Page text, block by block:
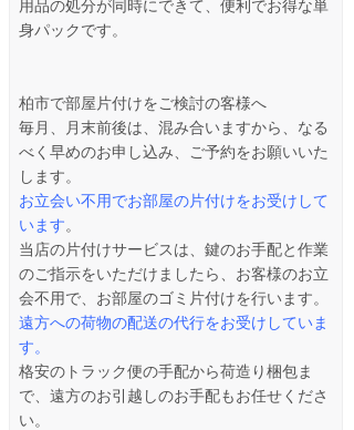
用品の処分が同時にできて、便利でお得な単
身パックです。
柏市で部屋片付けをご検討の客様へ
毎月、月末前後は、混み合いますから、なる
べく早めのお申し込み、ご予約をお願いいた
します。
お立会い不用でお部屋の片付けをお受けして
います 。
当店の片付けサービスは、鍵のお手配と作業
のご指示をいただけましたら、お客様のお立
会不用で、お部屋のゴミ片付けを行います。
遠方への荷物の配送の代行をお受けしていま
す。
格安のトラック便の手配から荷造り梱包ま
で、遠方のお引越しのお手配もお任せくださ
い。